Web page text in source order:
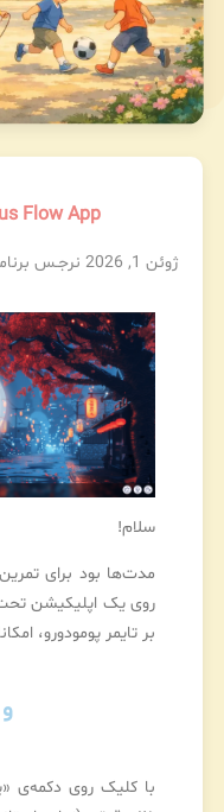
ژوئن 1, 2026 نرجـس
سلام!
مدت‌ها بود برای
روی یک اپلیکیشن تحت
بر تایمر پومودورو،
با کلیک روی دکمه‌ی